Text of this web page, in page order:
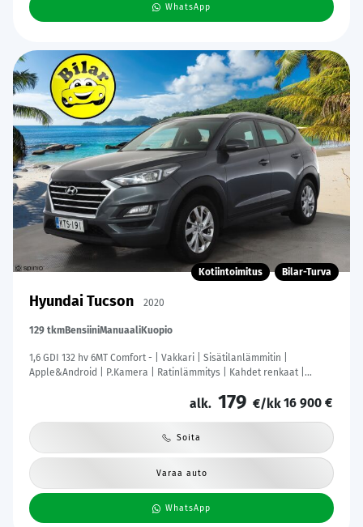
WhatsApp
Kotiintoimitus Bilar-Turva
Hyundai Tucson 2020
129 tkmBensiiniManuaali Kuopio
1,6 GDI 132 hv 6MT Comfort - | Vakkari | Sisätilanlämmitin |
Apple&Android | P.Kamera | Ratinlämmitys | Kahdet renkaat |
alk. 179 €/kk16 900 €
Soita
Varaa auto
WhatsApp